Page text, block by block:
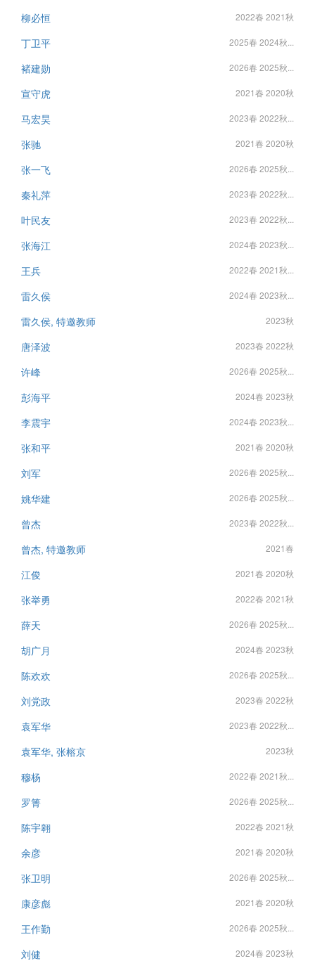
柳必恒 2022春 2021秋
丁卫平 2025春 2024秋...
褚建勋 2026春 2025秋...
宣守虎 2021春 2020秋
马宏昊 2023春 2022秋...
张驰 2021春 2020秋
张一飞 2026春 2025秋...
秦礼萍 2023春 2022秋...
叶民友 2023春 2022秋...
张海江 2024春 2023秋...
王兵 2022春 2021秋...
雷久侯 2024春 2023秋...
雷久侯, 特邀教师 2023秋
唐泽波 2023春 2022秋
许峰 2026春 2025秋...
彭海平 2024春 2023秋
李震宇 2024春 2023秋...
张和平 2021春 2020秋
刘军 2026春 2025秋...
姚华建 2026春 2025秋...
曾杰 2023春 2022秋...
曾杰, 特邀教师 2021春
江俊 2021春 2020秋
张举勇 2022春 2021秋
薛天 2026春 2025秋...
胡广月 2024春 2023秋
陈欢欢 2026春 2025秋...
刘党政 2023春 2022秋
袁军华 2023春 2022秋...
袁军华, 张榕京 2023秋
穆杨 2022春 2021秋...
罗箐 2026春 2025秋...
陈宇翱 2022春 2021秋
余彦 2021春 2020秋
张卫明 2026春 2025秋...
康彦彪 2021春 2020秋
王作勤 2026春 2025秋...
刘健 2024春 2023秋